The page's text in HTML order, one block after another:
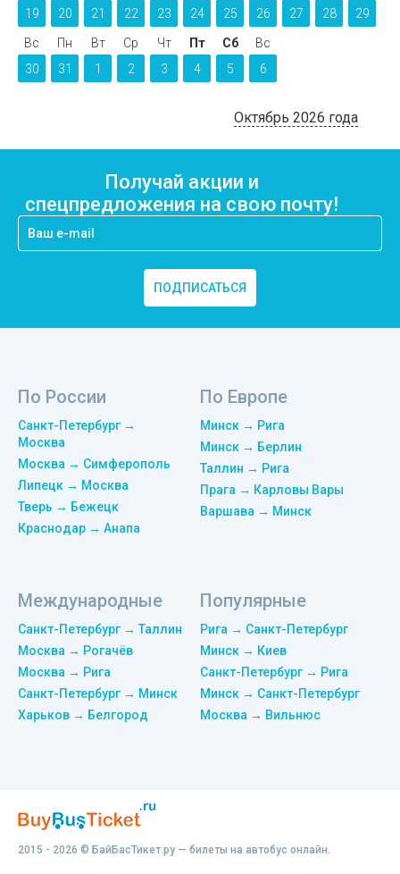
19
20
21
22
23
24
25
26
27
28
29
Вс
30
Пн
31
Вт
1
Ср
2
Чт
3
Пт
4
Сб
5
Вс
6
Октябрь 2026 года
Получай акции и
спецпредложения на свою почту!
ПОДПИСАТЬСЯ
По России
Санкт-Петербург →
Москва
Москва → Симферополь
Липецк → Москва
Тверь → Бежецк
Краснодар → Анапа
По Европе
Минск → Рига
Минск → Берлин
Таллин → Рига
Прага → Карловы Вары
Варшава → Минск
Международные
Санкт-Петербург → Таллин
Москва → Рогачёв
Москва → Рига
Санкт-Петербург → Минск
Харьков → Белгород
Популярные
Рига → Санкт-Петербург
Минск → Киев
Санкт-Петербург → Рига
Минск → Санкт-Петербург
Москва → Вильнюс
2015 - 2026 © БайБасТикет.ру — билеты на автобус онлайн.